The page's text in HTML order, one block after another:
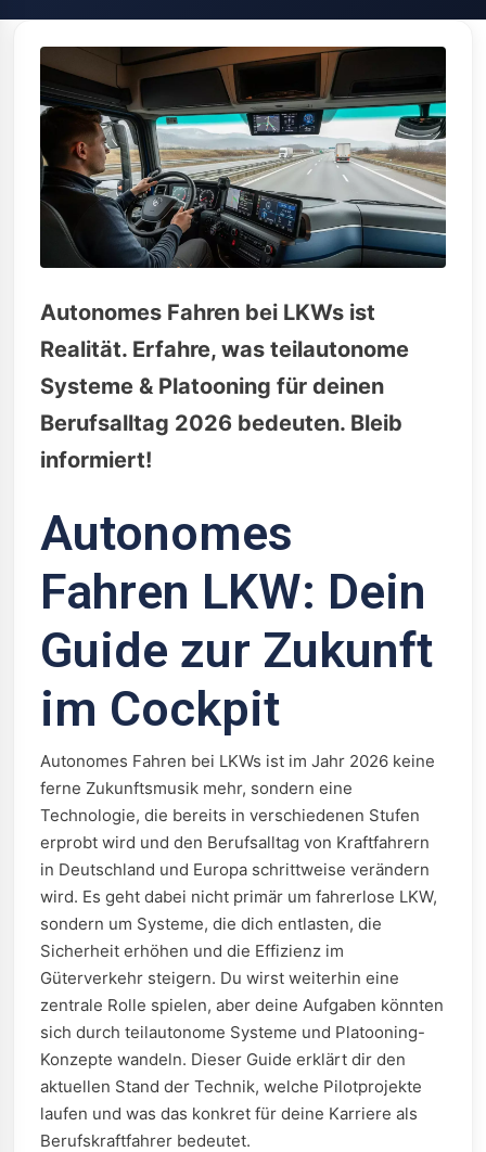
Autonomes Fahren bei LKWs ist
Realität. Erfahre, was teilautonome
Systeme & Platooning für deinen
Berufsalltag 2026 bedeuten. Bleib
informiert!
Autonomes
Fahren LKW: Dein
Guide zur Zukunft
im Cockpit
Autonomes Fahren bei LKWs ist im Jahr 2026 keine
ferne Zukunftsmusik mehr, sondern eine
Technologie, die bereits in verschiedenen Stufen
erprobt wird und den Berufsalltag von Kraftfahrern
in Deutschland und Europa schrittweise verändern
wird. Es geht dabei nicht primär um fahrerlose LKW,
sondern um Systeme, die dich entlasten, die
Sicherheit erhöhen und die Effizienz im
Güterverkehr steigern. Du wirst weiterhin eine
zentrale Rolle spielen, aber deine Aufgaben könnten
sich durch teilautonome Systeme und Platooning-
Konzepte wandeln. Dieser Guide erklärt dir den
aktuellen Stand der Technik, welche Pilotprojekte
laufen und was das konkret für deine Karriere als
Berufskraftfahrer bedeutet.